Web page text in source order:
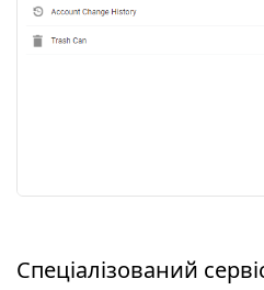
Спеціалізований